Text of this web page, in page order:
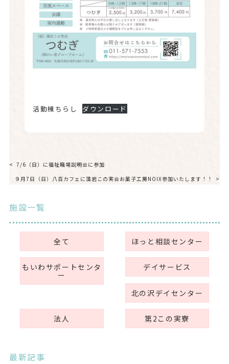
活動棟ちらし ダウンロード
7/6（日）に福祉職場説明会に参加
９月7日（日）八百カフェに藻岩この実会お菓子工房NOIX参加いたします！！
施設一覧
全て ほっと相談センター
もいわサポートセンタ
ー
デイサービス
北の沢デイセンター
法人 第2この実寮
最新記事